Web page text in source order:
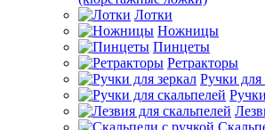
Лотки
Ножницы
Пинцеты
Ретракторы
Ручки для